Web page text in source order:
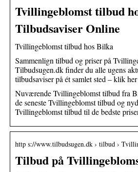
Tvillingeblomst tilbud
Tilbudsaviser Online
Tvillingeblomst tilbud hos Bilka
Sammenlign tilbud og priser på
Tilbudsugen.dk finder du alle ugens
tilbudsaviser på ét samlet sted – klik
Nuværende Tvillingeblomst tilbud fra
de seneste Tvillingeblomst tilbud og
Tvillingeblomst tilbud til de bedste
http s://www.tilbudsugen.dk › tilbud ›
Tilbud på